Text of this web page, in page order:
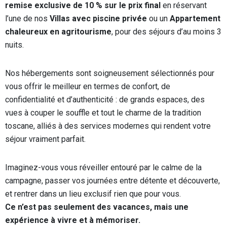
remise exclusive de 10 % sur le prix final en réservant
l’une de nos Villas avec piscine privée ou un Appartement
chaleureux en agritourisme, pour des séjours d’au moins 3
nuits.
Nos hébergements sont soigneusement sélectionnés pour
vous offrir le meilleur en termes de confort, de
confidentialité et d’authenticité : de grands espaces, des
vues à couper le souffle et tout le charme de la tradition
toscane, alliés à des services modernes qui rendent votre
séjour vraiment parfait.
Imaginez-vous vous réveiller entouré par le calme de la
campagne, passer vos journées entre détente et découverte,
et rentrer dans un lieu exclusif rien que pour vous.
Ce n’est pas seulement des vacances, mais une
expérience à vivre et à mémoriser.